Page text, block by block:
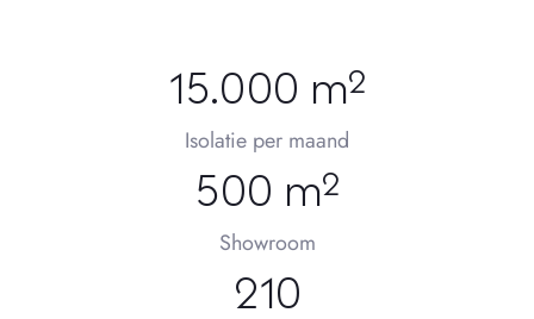
15.000 m²
Isolatie per maand
500 m²
Showroom
210